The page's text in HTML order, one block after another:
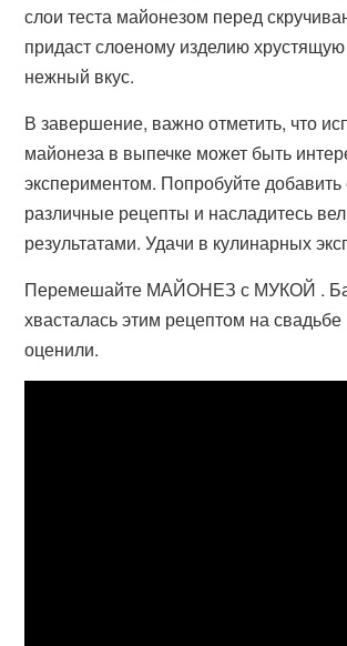
слои теста майонезом перед
придаст слоеному изделию хрустящую
нежный вкус.
В завершение, важно отметить, что
майонеза в выпечке может быть
экспериментом. Попробуйте добавить
различные рецепты и насладитесь
результатами. Удачи в кулинарных
Перемешайте МАЙОНЕЗ с МУКОЙ .
хвасталась этим рецептом на свадьбе
оценили.